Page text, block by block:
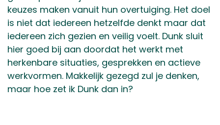
keuzes maken vanuit hun overtuiging. Het doel
is niet dat iedereen hetzelfde denkt maar dat
iedereen zich gezien en veilig voelt. Dunk sluit
hier goed bij aan doordat het werkt met
herkenbare situaties, gesprekken en actieve
werkvormen. Makkelijk gezegd zul je denken,
maar hoe zet ik Dunk dan in?